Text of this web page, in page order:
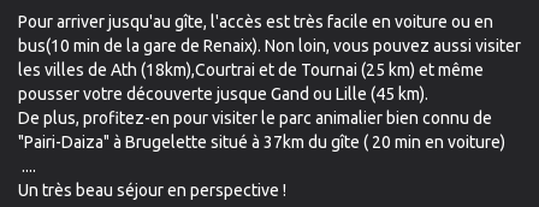
Pour arriver jusqu'au gîte, l'accès est très facile en voiture ou en
bus(10 min de la gare de Renaix). Non loin, vous pouvez aussi visiter
les villes de Ath (18km),Courtrai et de Tournai (25 km) et même
pousser votre découverte jusque Gand ou Lille (45 km).
De plus, profitez-en pour visiter le parc animalier bien connu de
"Pairi-Daiza" à Brugelette situé à 37km du gîte ( 20 min en voiture)
....
Un très beau séjour en perspective !